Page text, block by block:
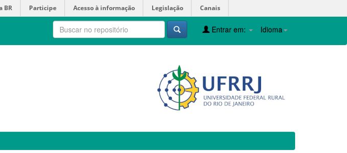
BR Participe Acesso à informação Legislação Canais
Idioma
Entrar em: